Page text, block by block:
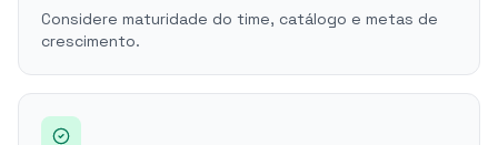
Considere maturidade do time, catálogo e metas de
crescimento.